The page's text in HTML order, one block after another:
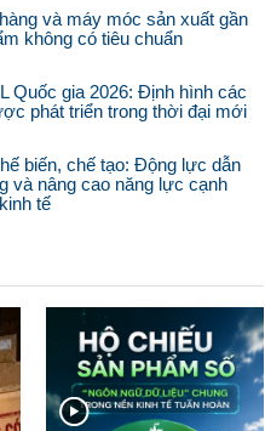
và máy móc sản xuất gần
không có tiêu chuẩn
Quốc gia 2026: Định hình các
phát triển trong thời đại mới
biến, chế tạo: Động lực dẫn
và nâng cao năng lực cạnh
tế